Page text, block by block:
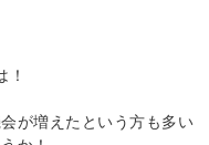
！
が増えたという方も多い